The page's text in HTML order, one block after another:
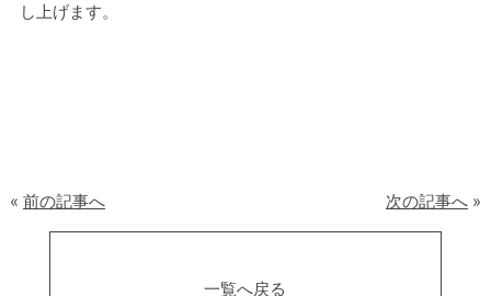
し上げます。
« 前の記事へ 次の記事へ »
一覧へ戻る